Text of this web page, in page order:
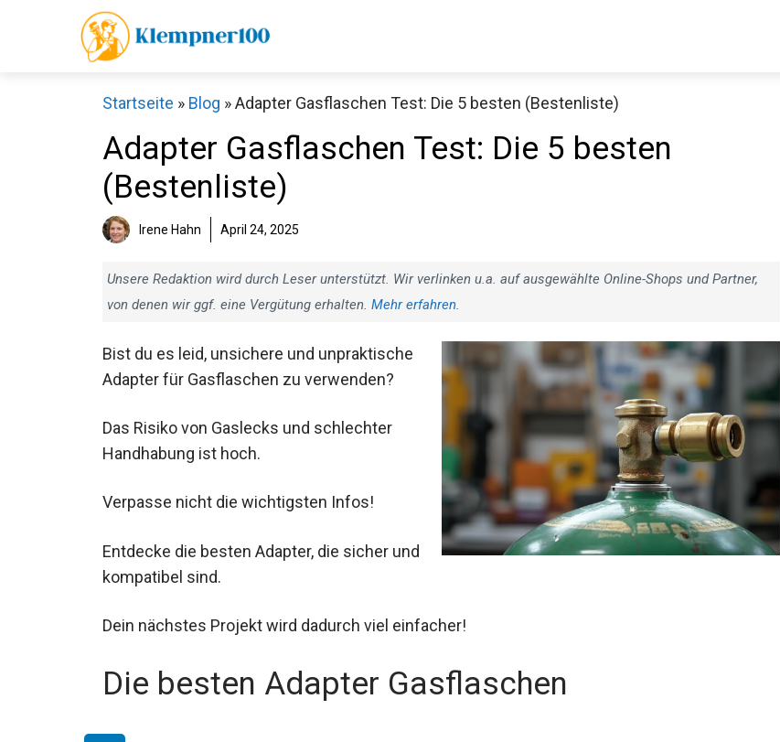
Startseite » Blog »Adapter Gasflaschen Test: Die 5 besten (Bestenliste)
Adapter Gasflaschen Test: Die 5 besten
(Bestenliste)
Irene Hahn April 24, 2025
Unsere Redaktion wird durch Leser unterstützt. Wir verlinken u.a. auf ausgewählte Online-Shops und Partner,
von denen wir ggf. eine Vergütung erhalten. Mehr erfahren.
Bist du es leid, unsichere und unpraktische
Adapter für Gasflaschen zu verwenden?
Das Risiko von Gaslecks und schlechter
Handhabung ist hoch.
Verpasse nicht die wichtigsten Infos!
Entdecke die besten Adapter, die sicher und
kompatibel sind.
Dein nächstes Projekt wird dadurch viel einfacher!
Die besten Adapter Gasflaschen